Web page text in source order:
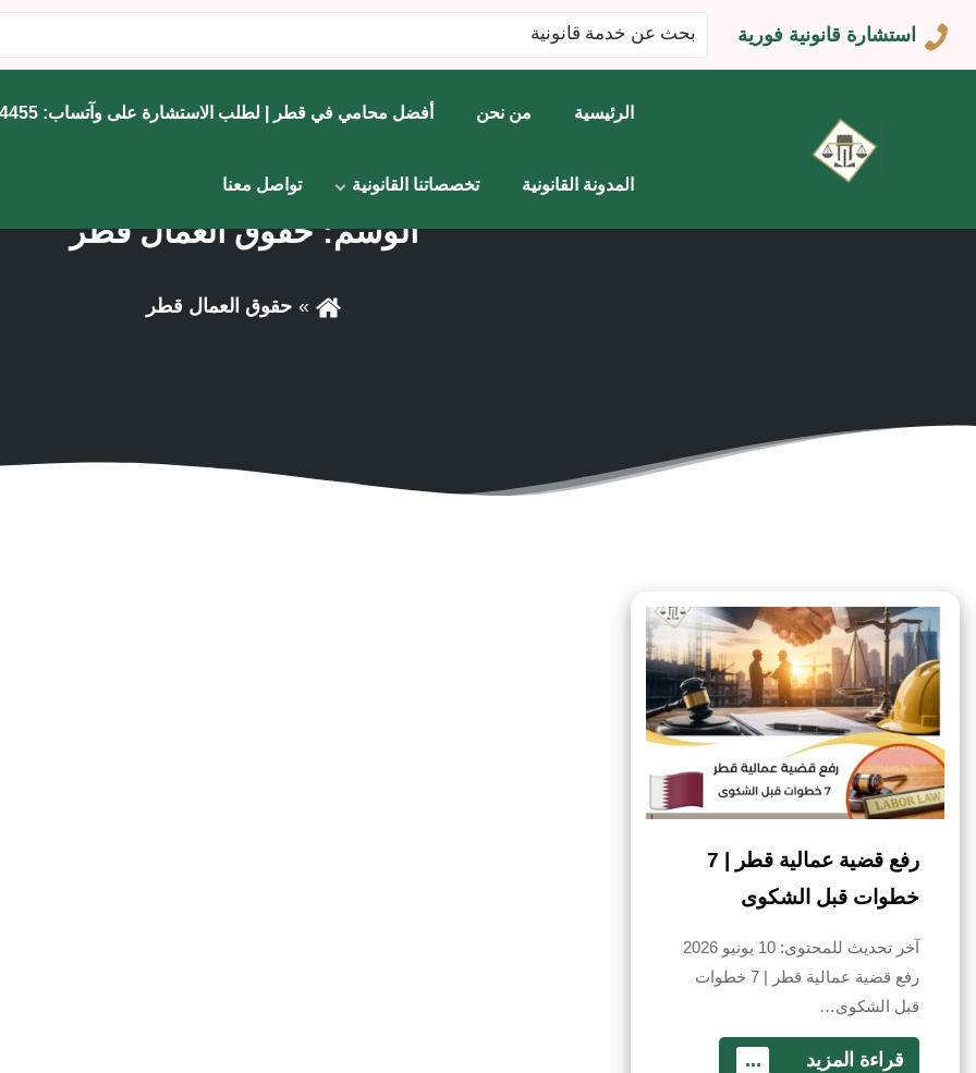
استشارة قانونية فورية
البحث
عن:
الرئيسية من نحن أفضل محامي في قطر | لطلب الاستشارة على وآتساب: 71734455
المدونة القانونية تخصصاتنا القانونية تواصل معنا
الوسم:حقوق العمال قطر
حقوق العمال قطر
رفع قضية عمالية قطر | 7
خطوات قبل الشكوى
آخر تحديث للمحتوى: 10 يونيو 2026
رفع قضية عمالية قطر | 7 خطوات
قبل الشكوى…
قراءة المزيد ...